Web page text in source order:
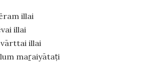
illai
illai
illai
maṟaiyātaṭi